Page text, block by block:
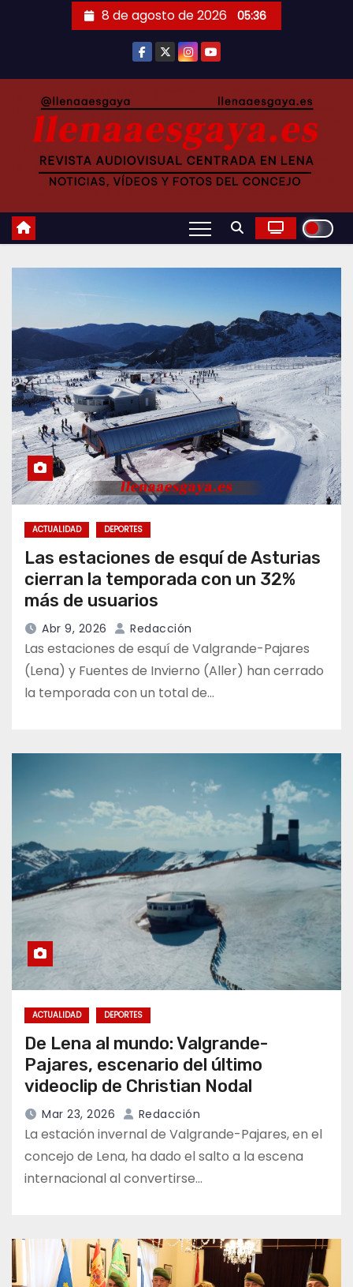
8 de agosto de 2026 05:36
ACTUALIDAD DEPORTES
Las estaciones de esquí de Asturias
cierran la temporada con un 32%
más de usuarios
Abr 9, 2026 Redacción
Las estaciones de esquí de Valgrande-Pajares
(Lena) y Fuentes de Invierno (Aller) han cerrado
la temporada con un total de…
ACTUALIDAD DEPORTES
De Lena al mundo: Valgrande-
Pajares, escenario del último
videoclip de Christian Nodal
Mar 23, 2026 Redacción
La estación invernal de Valgrande-Pajares, en el
concejo de Lena, ha dado el salto a la escena
internacional al convertirse…